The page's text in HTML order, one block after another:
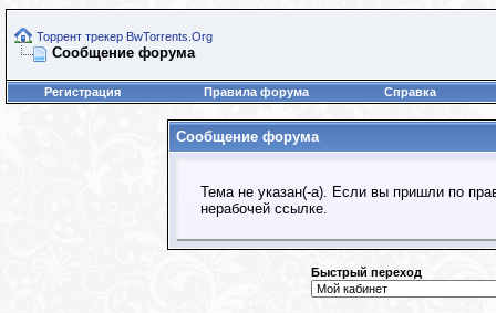
Торрент трекер BwTorrents.Org
Сообщение форума
Регистрация Правила форума Справка
Сообщение форума
Тема не указан(-а). Если вы пришли по
нерабочей ссылке.
Быстрый переход